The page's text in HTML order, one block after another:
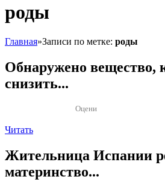
роды
Главная»Записи по метке: роды
Обнаружено вещество,
снизить...
Оцени
Читать
Жительница Испании
материнство...